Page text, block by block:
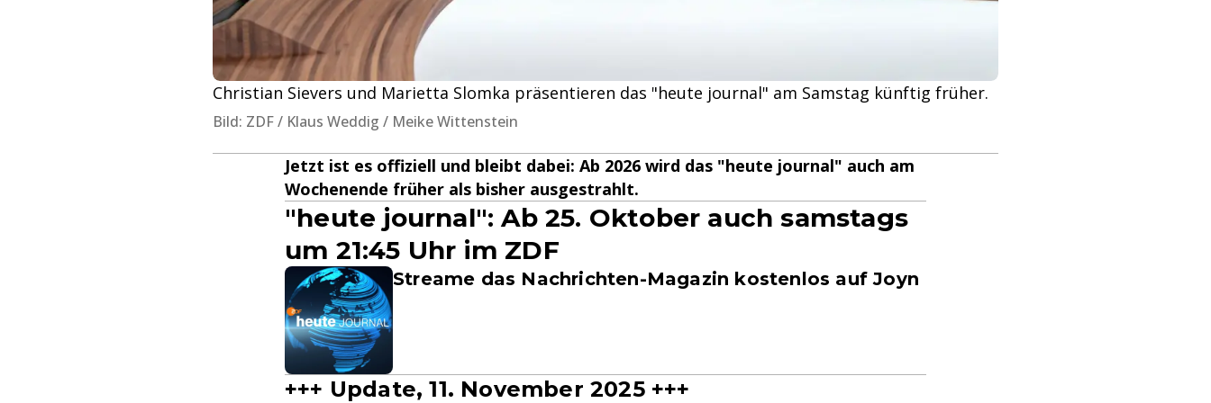
Christian Sievers und Marietta Slomka präsentieren das "heute journal" am Samstag künftig früher.
Bild: ZDF / Klaus Weddig / Meike Wittenstein
Jetzt ist es offiziell und bleibt dabei: Ab 2026 wird das "heute journal" auch am
Wochenende früher als bisher ausgestrahlt.
"heute journal": Ab 25. Oktober auch samstags
um 21:45 Uhr im ZDF
Streame das Nachrichten-Magazin kostenlos auf Joyn
+++ Update, 11. November 2025 +++